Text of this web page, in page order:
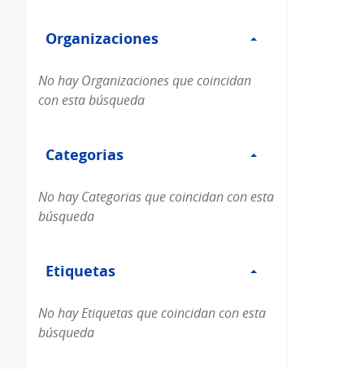
Organizaciones
Organizaciones
No hay Organizaciones que coincidan
con esta búsqueda
Categorias
Categorias
No hay Categorias que coincidan con esta
búsqueda
Etiquetas
Etiquetas
No hay Etiquetas que coincidan con esta
búsqueda